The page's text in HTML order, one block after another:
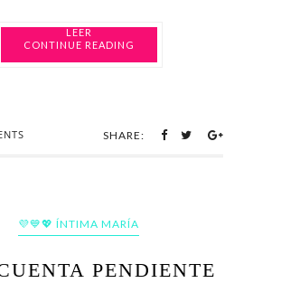
CONTINUE READING
SHARE:
💜💙💖 ÍNTIMA MARÍA
PENDIENTE